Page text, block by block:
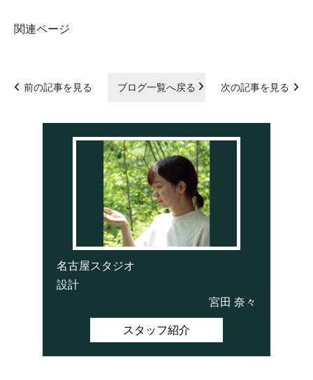
関連ページ
前の記事を見る ブログ一覧へ戻る 次の記事を見る
名古屋スタジオ
設計
宮田 奈々
スタッフ紹介